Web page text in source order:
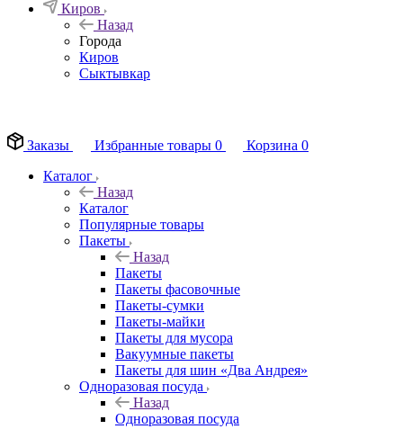
Киров
Назад
Города
Киров
Сыктывкар
Заказы
Избранные товары 0 Корзина 0
Каталог
Назад
Каталог
Популярные товары
Пакеты
Назад
Пакеты
Пакеты фасовочные
Пакеты-сумки
Пакеты-майки
Пакеты для мусора
Вакуумные пакеты
Пакеты для шин «Два Андрея»
Одноразовая посуда
Назад
Одноразовая посуда